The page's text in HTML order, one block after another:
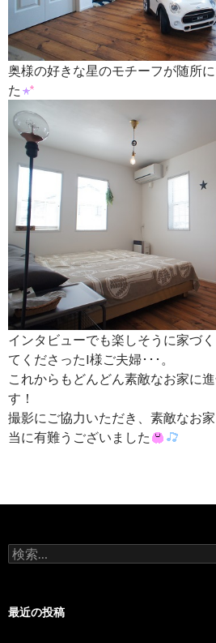
奥様の好きな星のモチーフが随所
た
インタビューでも楽しそうに家づ
てくださったI様ご夫婦･･･。
これからもどんどん素敵なお家に
す！
撮影にご協力いただき、素敵なお
当に有難うございました
検
索:
最近の投稿